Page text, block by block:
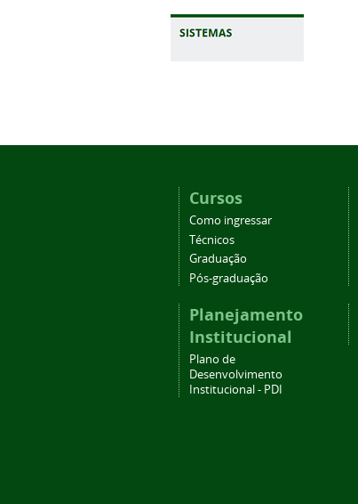
Cursos
Como ingressar
Técnicos
Graduação
Pós-graduação
Planejamento
Institucional
Plano de
Desenvolvimento
Institucional - PDI